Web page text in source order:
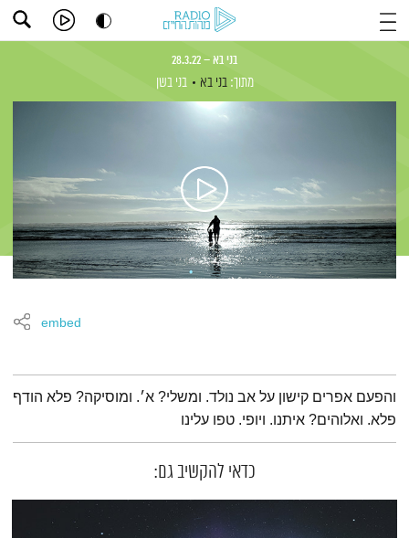
בני בא – 28.3.22
מתוך: בני בא בני בשן
embed
תמצית הפודקאסט
והפעם אפרים קישון על אב נולד. ומשלי? א׳. ומוסיקה? פלא הודף
פלא. ואלוהים? איתנו. ויופי. טפו עלינו
כדאי להקשיב גם: